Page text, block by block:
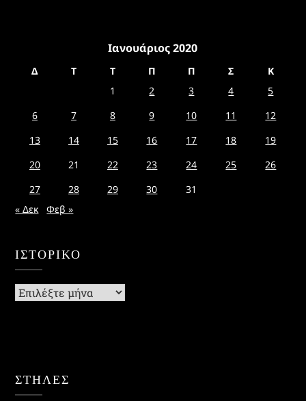
Ιανουάριος 2020
Δ Τ Τ Π Π Σ
Κ
1
2 3 4
5
6
7 8 9 10 11
12
13
14 15 16 17 18
19
20
21 22 23 24 25
26
27
28 29 30
31
« Δεκ
Φεβ »
ΙΣΤΟΡΙΚΌ
Ιστορικό
ΣΤΗΛΕΣ